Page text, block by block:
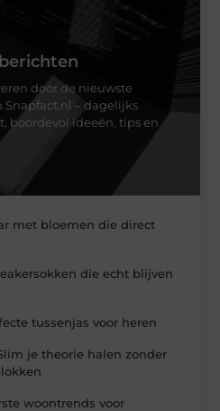
door de nieuwste
Snapfact.nl – dagelijks
boordevol ideeën, tips en
met bloemen die direct
die echt blijven
tussenjas voor heren
je theorie halen zonder
woontrends voor